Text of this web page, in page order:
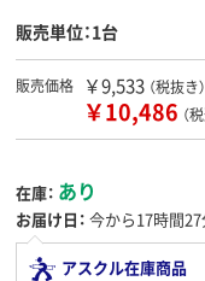
販売単位：1台
販売価格 ￥9,533 （税抜き）
￥10,486 （
在庫： あり
お届け日： 今から17時間
アスクル在庫商品